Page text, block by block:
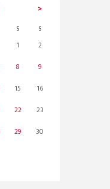
S S
1
2
8
9
15
16
22
23
29
30